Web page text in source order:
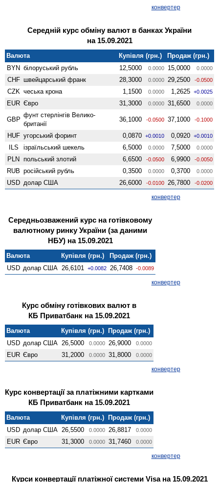
конвертер
Середній курс обміну валют в банках України
на 15.09.2021
Валюта Купівля (грн.)
Продаж (грн.)
BYN білоруський рубль 12,5000 0.0000 15,0000 0.0000
CHF швейцарський франк 28,3000 0.0000 29,2500 -0.0500
CZK чеська крона 1,1500 0.0000 1,2625 +0.0025
EUR Євро 31,3000 0.0000 31,6500 0.0000
GBP
фунт стерлінгів Велико­
британії
36,1000 -0.0500 37,1000 -0.1000
HUF угорський форинт 0,0870 +0.0010 0,0920 +0.0010
ILS ізраїльський шекель 6,5000 0.0000 7,5000 0.0000
PLN польський злотий 6,6500 -0.0500 6,9900 -0.0050
RUB російський рубль 0,3500 0.0000 0,3700 0.0000
USD долар США 26,6000 -0.0100 26,7800 -0.0200
конвертер
Середньозважений курс на готівковому
валютному ринку України (за даними
НБУ) на 15.09.2021
Валюта Купівля (грн.)
Продаж (грн.)
USD долар США 26,6101 +0.0082 26,7408 -0.0089
конвертер
Курс обміну готівкових валют в
КБ Приватбанк на 15.09.2021
Валюта Купівля (грн.) Продаж (грн.)
USD долар США 26,5000 0.0000 26,9000 0.0000
EUR Євро 31,2000 0.0000 31,8000 0.0000
конвертер
Курс конвертації за платіжними картками
КБ Приватбанк на 15.09.2021
Валюта Купівля (грн.) Продаж (грн.)
USD долар США 26,5500 0.0000 26,8817 0.0000
EUR Євро 31,3000 0.0000 31,7460 0.0000
конвертер
Курси конвертації платіжної системи Visa на 15.09.2021